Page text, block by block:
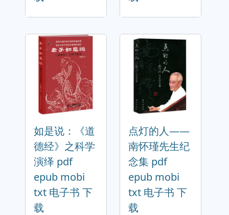
如是说：《道
德经》之科学
演绎 pdf
epub mobi
txt 电子书 下
载
点灯的人——
南怀瑾先生纪
念集 pdf
epub mobi
txt 电子书 下
载